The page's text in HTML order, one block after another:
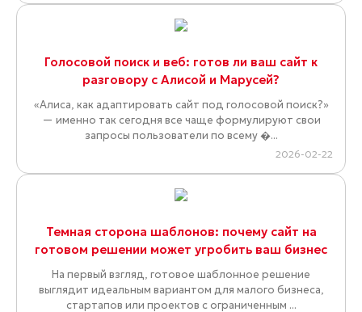
Голосовой поиск и веб: готов ли ваш сайт к
разговору с Алисой и Марусей?
«Алиса, как адаптировать сайт под голосовой поиск?»
— именно так сегодня все чаще формулируют свои
запросы пользователи по всему �...
2026-02-22
Темная сторона шаблонов: почему сайт на
готовом решении может угробить ваш бизнес
На первый взгляд, готовое шаблонное решение
выглядит идеальным вариантом для малого бизнеса,
стартапов или проектов с ограниченным ...